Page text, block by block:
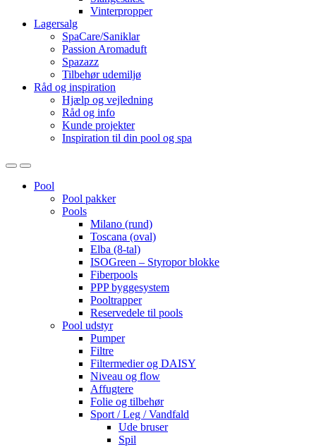
Vinterpropper
Lagersalg
SpaCare/Saniklar
Passion Aromaduft
Spazazz
Tilbehør udemiljø
Råd og inspiration
Hjælp og vejledning
Råd og info
Kunde projekter
Inspiration til din pool og spa
OpenClose
Pool
Pool pakker
Pools
Milano (rund)
Toscana (oval)
Elba (8-tal)
ISOGreen – Styropor blokke
Fiberpools
PPP byggesystem
Pooltrapper
Reservedele til pools
Pool udstyr
Pumper
Filtre
Filtermedier og DAISY
Niveau og flow
Affugtere
Folie og tilbehør
Sport / Leg / Vandfald
Ude bruser
Spil